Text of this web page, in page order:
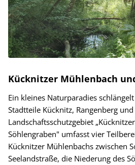
Kücknitzer Mühlenbach
Ein kleines Naturparadies
Stadtteile Kücknitz, Rangenberg und
Landschaftsschutzgebiet
Söhlengraben" umfasst vier
Kücknitzer Mühlenbachs zwischen
Seelandstraße, die Niederung des